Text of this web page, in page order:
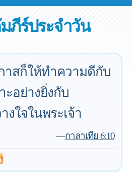
ภีร์ประจำวัน
าสก็ให้ทำความดีกับ
อย่างยิ่งกับ
งใจในพระเจ้า
—กาลาเทีย 6:10